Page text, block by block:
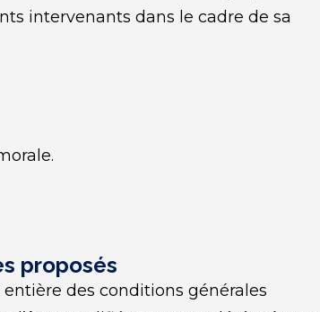
intervenants dans le cadre de sa
proposés
des conditions générales